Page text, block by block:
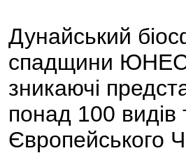
Дунайський
спадщини
зникаючі
понад 100 видів
Європейського